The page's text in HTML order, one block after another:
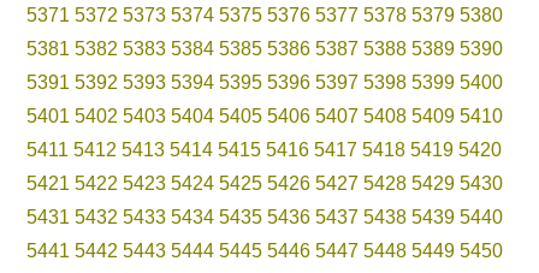
5371 5372 5373 5374 5375 5376 5377 5378 5379 5380
5381 5382 5383 5384 5385 5386 5387 5388 5389 5390
5391 5392 5393 5394 5395 5396 5397 5398 5399 5400
5401 5402 5403 5404 5405 5406 5407 5408 5409 5410
5411 5412 5413 5414 5415 5416 5417 5418 5419 5420
5421 5422 5423 5424 5425 5426 5427 5428 5429 5430
5431 5432 5433 5434 5435 5436 5437 5438 5439 5440
5441 5442 5443 5444 5445 5446 5447 5448 5449 5450